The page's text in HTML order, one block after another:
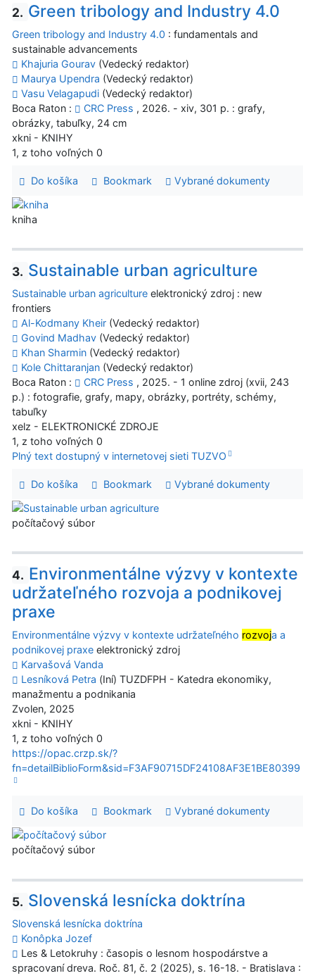
2. Green tribology and Industry 4.0
Green tribology and Industry 4.0 : fundamentals and
sustainable advancements
Khajuria Gourav (Vedecký redaktor)
Maurya Upendra (Vedecký redaktor)
Vasu Velagapudi (Vedecký redaktor)
Boca Raton :
CRC Press , 2026. - xiv, 301 p. : grafy,
obrázky, tabuľky, 24 cm
xkni - KNIHY
1, z toho voľných 0
Do košíka Bookmark Vybrané dokumenty
kniha
3. Sustainable urban agriculture
Sustainable urban agriculture elektronický zdroj : new
frontiers
Al-Kodmany Kheir (Vedecký redaktor)
Govind Madhav (Vedecký redaktor)
Khan Sharmin (Vedecký redaktor)
Kole Chittaranjan (Vedecký redaktor)
Boca Raton :
CRC Press , 2025. - 1 online zdroj (xvii, 243
p.) : fotografie, grafy, mapy, obrázky, portréty, schémy,
tabuľky
xelz - ELEKTRONICKÉ ZDROJE
1, z toho voľných 0
Plný text dostupný v internetovej sieti TUZVO
Do košíka Bookmark Vybrané dokumenty
počítačový súbor
4. Environmentálne výzvy v kontexte
udržateľného rozvoja a podnikovej
praxe
Environmentálne výzvy v kontexte udržateľného rozvoja a
podnikovej praxe elektronický zdroj
Karvašová Vanda
Lesníková Petra (Iní) TUZDFPH - Katedra ekonomiky,
manažmentu a podnikania
Zvolen, 2025
xkni - KNIHY
1, z toho voľných 0
https://opac.crzp.sk/?
fn=detailBiblioForm&sid=F3AF90715DF24108AF3E1BE80399
Do košíka Bookmark Vybrané dokumenty
počítačový súbor
5. Slovenská lesnícka doktrína
Slovenská lesnícka doktrína
Konôpka Jozef
Les & Letokruhy : časopis o lesnom hospodárstve a
spracovaní dreva. Roč. 81, č. 2 (2025), s. 16-18. - Bratislava :